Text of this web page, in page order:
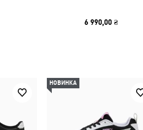
6 990,00 ₴
НОВИНКА